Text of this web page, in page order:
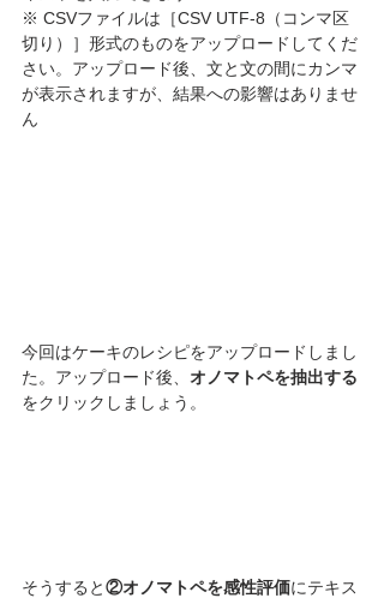
※ CSVファイルは［CSV UTF-8（コンマ区
切り）］形式のものをアップロードしてくだ
さい。アップロード後、文と文の間にカンマ
が表示されますが、結果への影響はありませ
ん
今回はケーキのレシピをアップロードしまし
た。アップロード後、 オノマトペを抽出する
をクリックしましょう。
そうすると②オノマトペを感性評価にテキス